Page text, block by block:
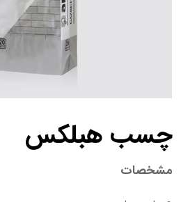
چسب هبلکس
مشخصات